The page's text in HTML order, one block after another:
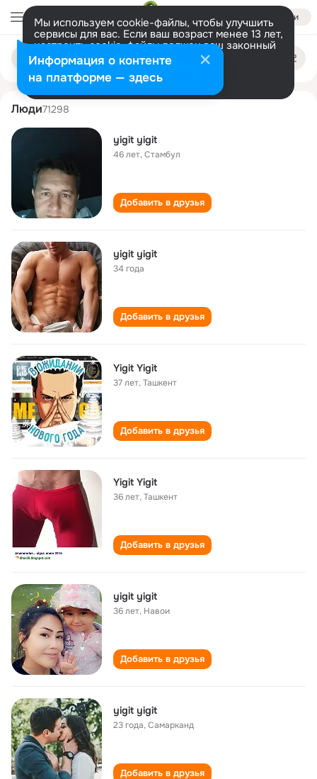
Войти
Мы используем cookie-файлы, чтобы улучшить
сервисы для вас. Если ваш возраст менее 13 лет,
настроить cookie-файлы должен ваш законный
представитель. Больше информации
Разрешить все Настроить
Поиск
людям
yigit yigit
Люди71298
yigit yigit
46 лет,Стамбул
Добавить в друзья
yigit yigit
34 года
Добавить в друзья
Yigit Yigit
37 лет,Ташкент
Добавить в друзья
Yigit Yigit
36 лет,Ташкент
Добавить в друзья
yigit yigit
36 лет, Навои
Добавить в друзья
yigit yigit
23 года,Самарканд
Добавить в друзья
Информация о контенте
на платформе — здесь